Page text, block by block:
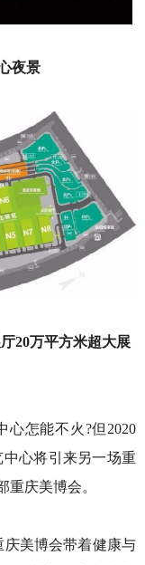
夜景
20万平方米超大展
心怎能不火?但2020
心将引来另一场重
庆美博会。
庆美博会带着健康与